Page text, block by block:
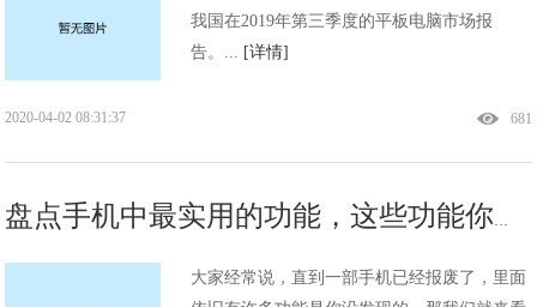
我国在2019年第三季度的平板电脑市场报
告。...
[详情]
681
2020-04-02 08:31:37
盘点手机中最实用的功能，这些功能你都会用了吗？
大家经常说，直到一部手机已经报废了，里面